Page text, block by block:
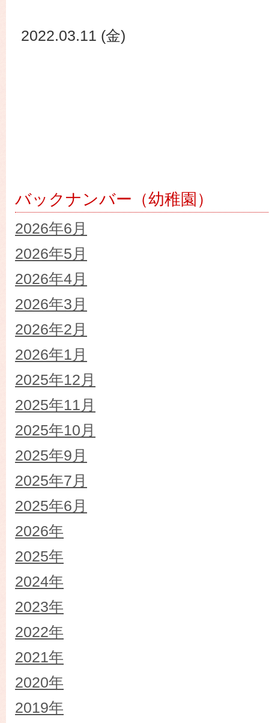
2022.03.11 (金)
バックナンバー（幼稚園）
2026年6月
2026年5月
2026年4月
2026年3月
2026年2月
2026年1月
2025年12月
2025年11月
2025年10月
2025年9月
2025年7月
2025年6月
2026年
2025年
2024年
2023年
2022年
2021年
2020年
2019年